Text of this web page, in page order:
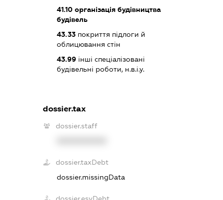
41.10 організація будівництва
будівель
43.33 покриття підлоги й
облицювання стін
43.99 інші спеціалізовані
будівельні роботи, н.в.і.у.
dossier.tax
dossier.staff
dossier.taxDebt
dossier.missingData
dossier.esvDebt